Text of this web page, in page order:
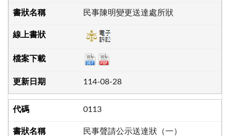
民事陳明變更送達處所狀
114-08-28
0113
民事聲請公示送達狀（一）